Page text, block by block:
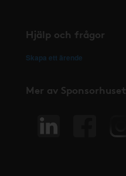
Hjälp och frågor
Skapa ett ärende
Mer av Sponsorhuset